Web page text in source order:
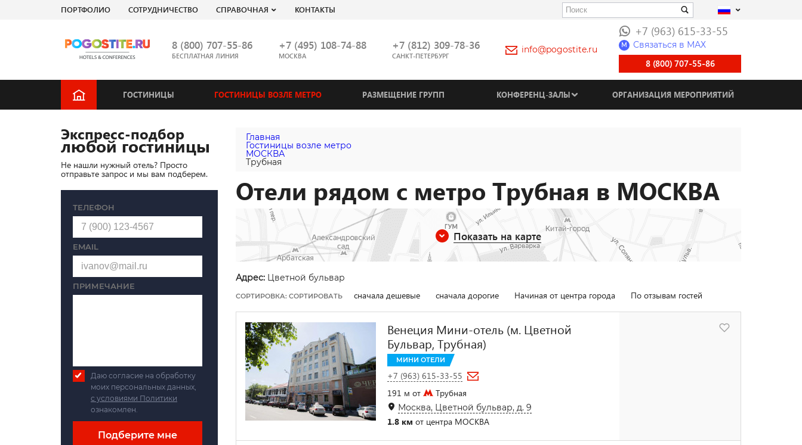
ПОРТФОЛИО СОТРУДНИЧЕСТВО СПРАВОЧНАЯ КОНТАКТЫ
8 (800) 707-55-86
БЕСПЛАТНАЯ ЛИНИЯ
+7 (495) 108-74-88
МОСКВА
+7 (812) 309-78-36
САНКТ-ПЕТЕРБУРГ
info@pogostite.ru
+7 (963) 615-33-55
M Связаться в МАХ
8 (800) 707-55-86
ГОСТИНИЦЫ ГОСТИНИЦЫ ВОЗЛЕ МЕТРО РАЗМЕЩЕНИЕ ГРУПП КОНФЕРЕНЦ-ЗАЛЫ ОРГАНИЗАЦИЯ МЕРОПРИЯТИЙ
Главная
Гостиницы возле метро
МОСКВА
Трубная
Отели рядом с метро Трубная в МОСКВА
Показать на карте
Адрес:Цветной бульвар
СОРТИРОВКА: СОРТИРОВАТЬ сначала дешевые сначала дорогие Начиная от центра города По отзывам гостей
Венеция Мини-отель (м. Цветной
Бульвар, Трубная)
МИНИ ОТЕЛИ
+7 (963) 615-33-55
191 м от
Трубная
Москва, Цветной бульвар, д. 9
1.8 км от центра МОСКВА
Экспресс-подбор
любой гостиницы
Не нашли нужный отель? Просто
отправьте запрос и мы вам подберем.
ТЕЛЕФОН
EMAIL
ПРИМЕЧАНИЕ
Даю согласие на обработку
моих персональных данных,
с условиями Политики
ознакомлен.
Подберите мне